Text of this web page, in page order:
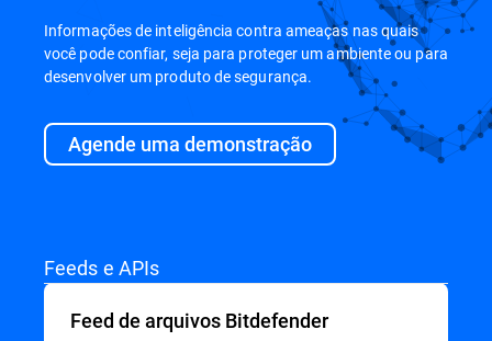
Informações de inteligência contra ameaças nas quais
você pode confiar, seja para proteger um ambiente ou para
desenvolver um produto de segurança.
Agende uma demonstração
Feeds e APIs
Feed de arquivos Bitdefender